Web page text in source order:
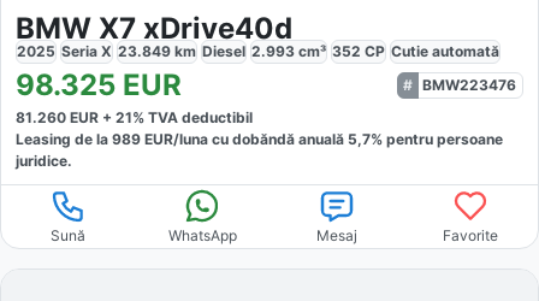
BMW X7 xDrive40d
2025 Seria X 23.849 km Diesel 2.993 cm³ 352 CP Cutie automată
98.325 EUR
BMW223476
81.260 EUR + 21% TVA deductibil
Leasing de la 989 EUR/luna cu dobăndă anuală 5,7% pentru persoane
juridice.
Sună WhatsApp Mesaj Favorite